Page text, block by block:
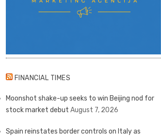
FINANCIAL TIMES
Moonshot shake-up seeks to win Beijing nod for
stock market debut August 7, 2026
Spain reinstates border controls on Italy as